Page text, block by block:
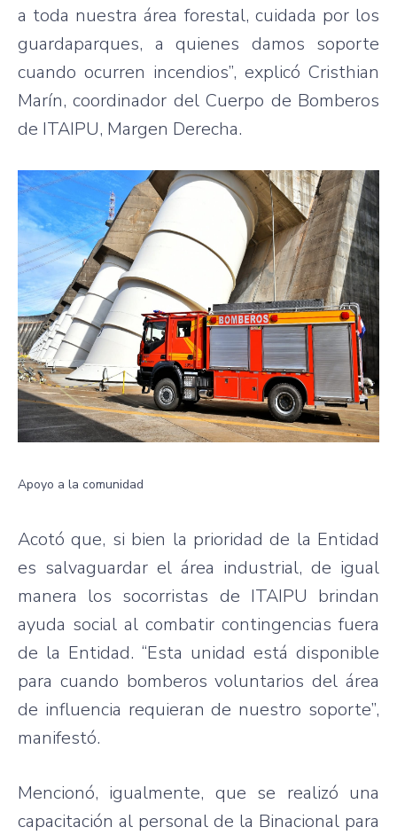
a toda nuestra área forestal, cuidada por los
guardaparques, a quienes damos soporte
cuando ocurren incendios”, explicó Cristhian
Marín, coordinador del Cuerpo de Bomberos
de ITAIPU, Margen Derecha.
Apoyo a la comunidad
Acotó que, si bien la prioridad de la Entidad
es salvaguardar el área industrial, de igual
manera los socorristas de ITAIPU brindan
ayuda social al combatir contingencias fuera
de la Entidad. “Esta unidad está disponible
para cuando bomberos voluntarios del área
de influencia requieran de nuestro soporte”,
manifestó.
Mencionó, igualmente, que se realizó una
capacitación al personal de la Binacional para